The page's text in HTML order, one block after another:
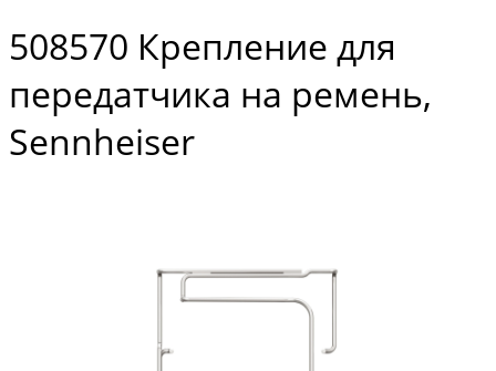
508570 Крепление для
передатчика на ремень,
Sennheiser